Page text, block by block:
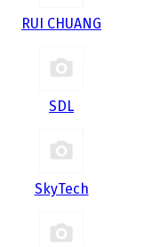
RUI CHUANG
SDL
SkyTech